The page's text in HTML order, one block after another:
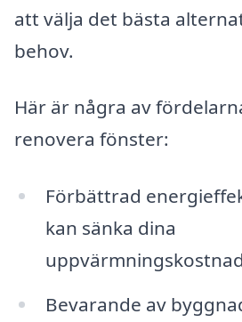
att välja det bästa
behov.
Här är några av
renovera fönster:
Förbättrad
kan sänka dina
Bevarande av